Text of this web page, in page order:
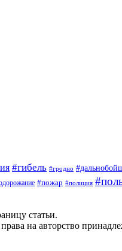
#гибель #гродно
#пожар #полиция
статьи.
на авторство